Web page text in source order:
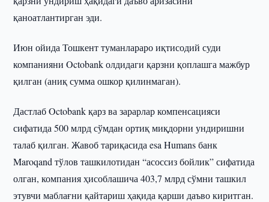
қаноатлантирган эди.
Июн ойида Тошкент туманлараро иқтисодий суди
компанияни Octobank олдидаги қарзни қоплашга мажбур
қилган (аниқ сумма ошкор қилинмаган).
Дастлаб Octobank қарз ва зарарлар компенсацияси
сифатида 500 млрд сўмдан ортиқ миқдорни ундиришни
талаб қилган. Жавоб тариқасида esa Humans банк
Maroqand тўлов ташкилотидан “асоссиз бойлик” сифатида
олган, компания ҳисоблашича 403,7 млрд сўмни ташкил
этувчи маблағни қайтариш ҳақида қарши даъво киритган.